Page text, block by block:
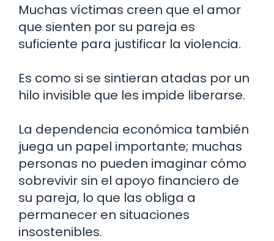
Muchas víctimas creen que el amor
que sienten por su pareja es
suficiente para justificar la violencia.
Es como si se sintieran atadas por un
hilo invisible que les impide liberarse.
La dependencia económica también
juega un papel importante; muchas
personas no pueden imaginar cómo
sobrevivir sin el apoyo financiero de
su pareja, lo que las obliga a
permanecer en situaciones
insostenibles.